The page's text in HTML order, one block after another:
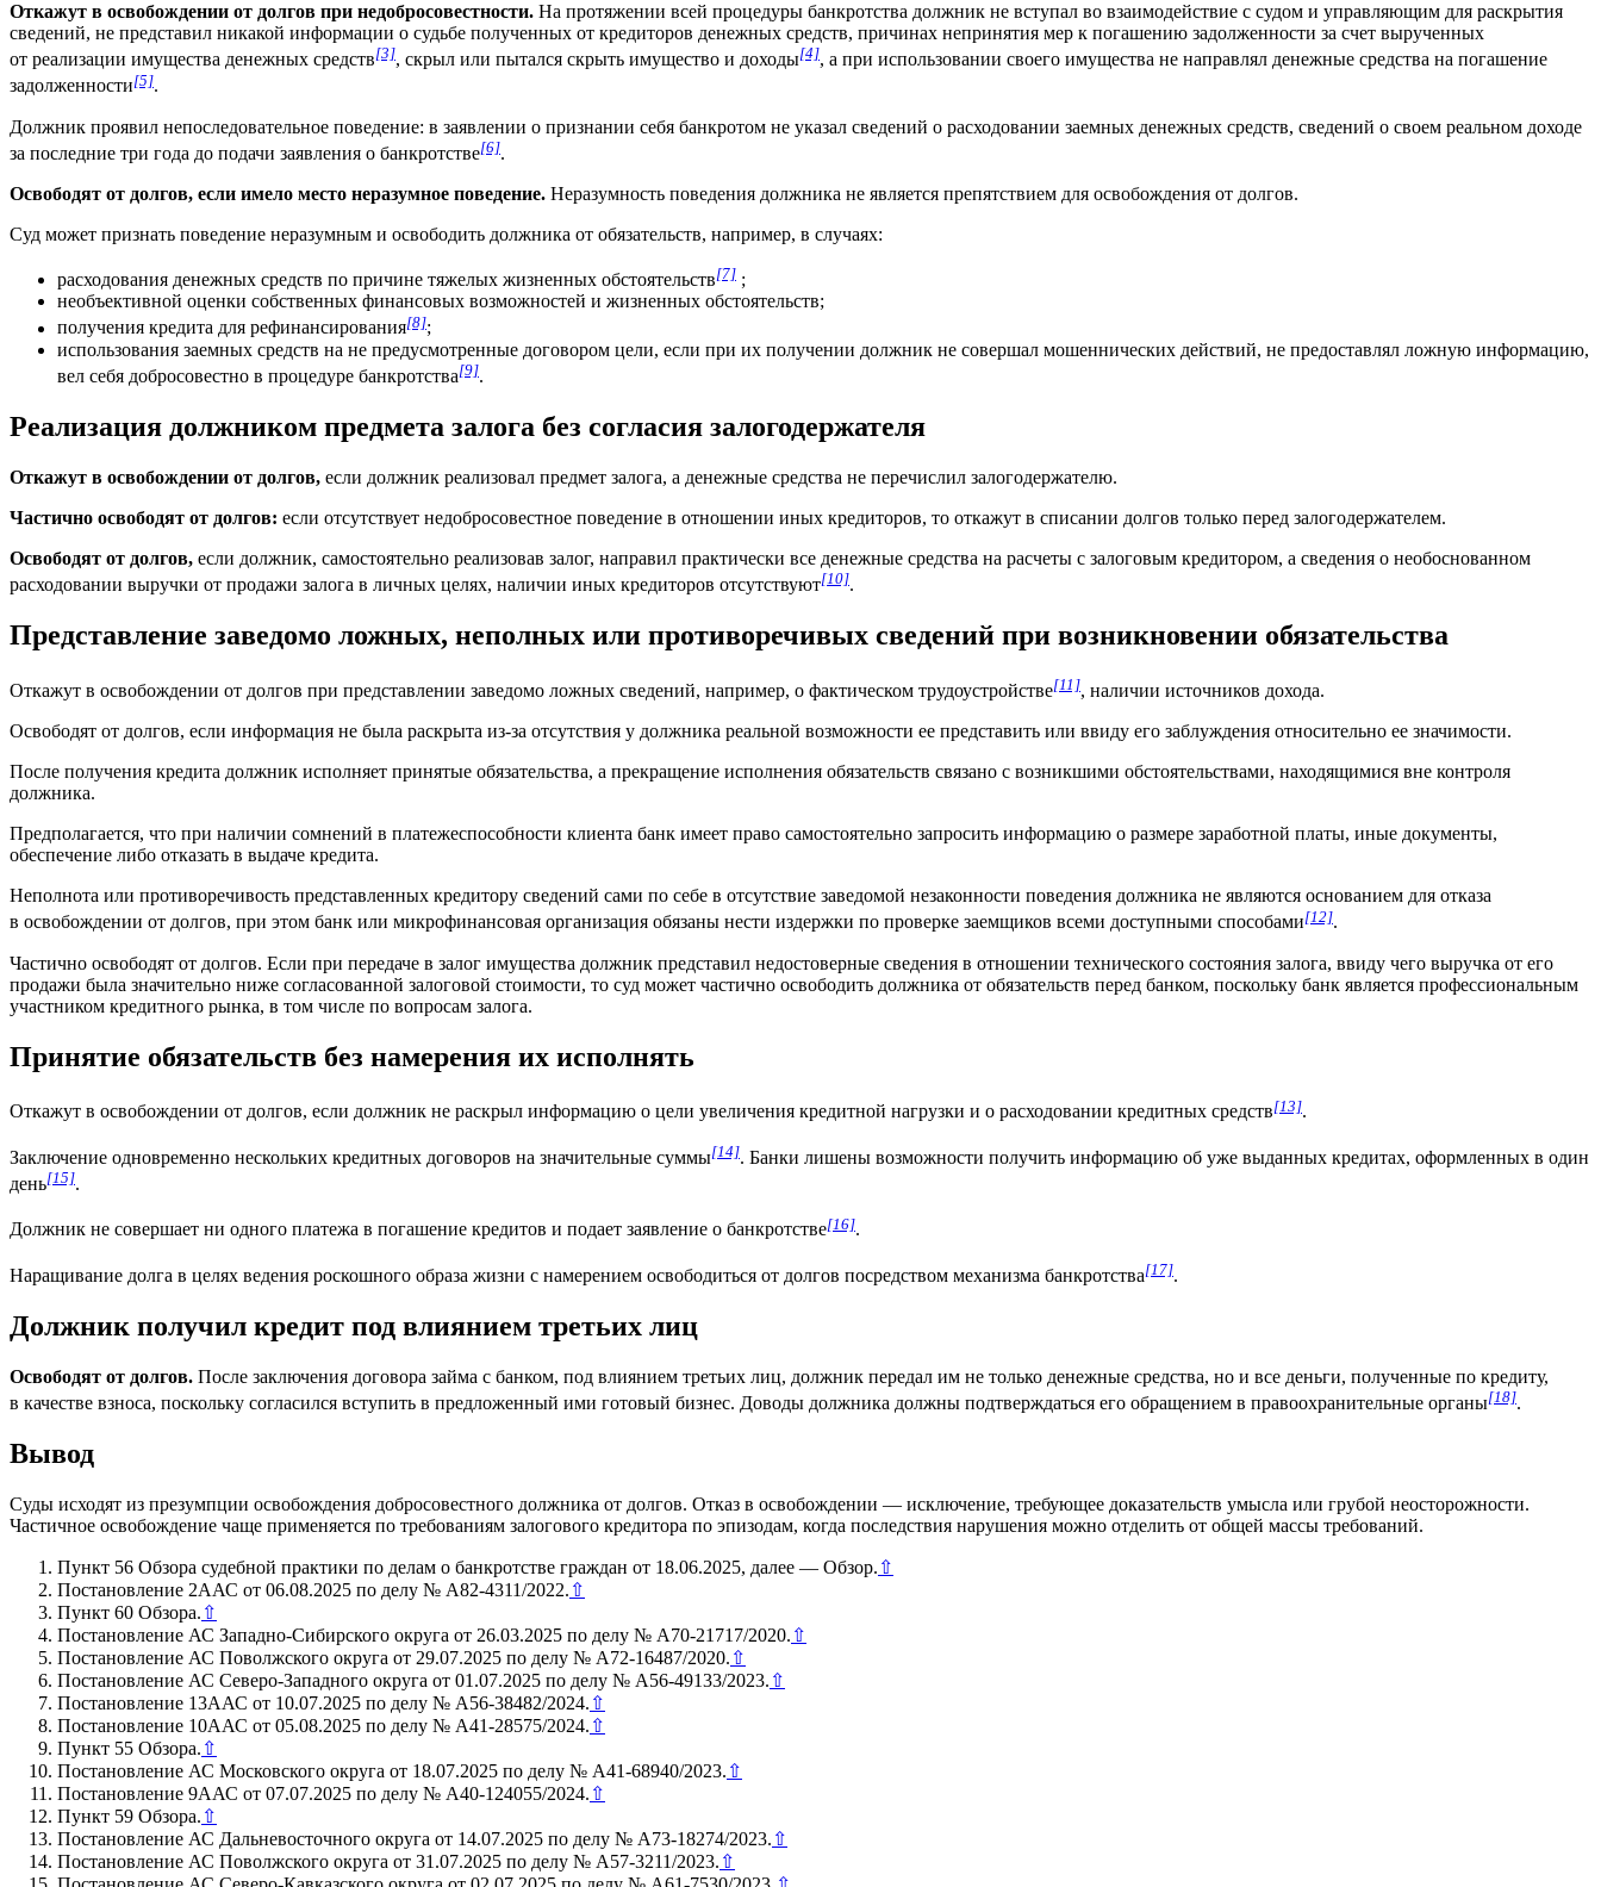
Откажут в освобождении от долгов при недобросовестности. На протяжении всей процедуры банкротства должник не вступал во взаимодействие с судом и управляющим для раскрытия
сведений, не представил никакой информации о судьбе полученных от кредиторов денежных средств, причинах непринятия мер к погашению задолженности за счет вырученных
от реализации имущества денежных средств[3], скрыл или пытался скрыть имущество и доходы[4], а при использовании своего имущества не направлял денежные средства на погашение
задолженности[5].
Должник проявил непоследовательное поведение: в заявлении о признании себя банкротом не указал сведений о расходовании заемных денежных средств, сведений о своем реальном доходе
за последние три года до подачи заявления о банкротстве[6].
Освободят от долгов, если имело место неразумное поведение. Неразумность поведения должника не является препятствием для освобождения от долгов.
Суд может признать поведение неразумным и освободить должника от обязательств, например, в случаях:
расходования денежных средств по причине тяжелых жизненных обстоятельств[7] ;
необъективной оценки собственных финансовых возможностей и жизненных обстоятельств;
получения кредита для рефинансирования[8];
использования заемных средств на не предусмотренные договором цели, если при их получении должник не совершал мошеннических действий, не предоставлял ложную информацию,
вел себя добросовестно в процедуре банкротства[9].
Реализация должником предмета залога без согласия залогодержателя
Откажут в освобождении от долгов, если должник реализовал предмет залога, а денежные средства не перечислил залогодержателю.
Частично освободят от долгов: если отсутствует недобросовестное поведение в отношении иных кредиторов, то откажут в списании долгов только перед залогодержателем.
Освободят от долгов, если должник, самостоятельно реализовав залог, направил практически все денежные средства на расчеты с залоговым кредитором, а сведения о необоснованном
расходовании выручки от продажи залога в личных целях, наличии иных кредиторов отсутствуют[10].
Представление заведомо ложных, неполных или противоречивых сведений при возникновении обязательства
Откажут в освобождении от долгов при представлении заведомо ложных сведений, например, о фактическом трудоустройстве[11], наличии источников дохода.
Освободят от долгов, если информация не была раскрыта из-за отсутствия у должника реальной возможности ее представить или ввиду его заблуждения относительно ее значимости.
После получения кредита должник исполняет принятые обязательства, а прекращение исполнения обязательств связано с возникшими обстоятельствами, находящимися вне контроля
должника.
Предполагается, что при наличии сомнений в платежеспособности клиента банк имеет право самостоятельно запросить информацию о размере заработной платы, иные документы,
обеспечение либо отказать в выдаче кредита.
Неполнота или противоречивость представленных кредитору сведений сами по себе в отсутствие заведомой незаконности поведения должника не являются основанием для отказа
в освобождении от долгов, при этом банк или микрофинансовая организация обязаны нести издержки по проверке заемщиков всеми доступными способами[12].
Частично освободят от долгов. Если при передаче в залог имущества должник представил недостоверные сведения в отношении технического состояния залога, ввиду чего выручка от его
продажи была значительно ниже согласованной залоговой стоимости, то суд может частично освободить должника от обязательств перед банком, поскольку банк является профессиональным
участником кредитного рынка, в том числе по вопросам залога.
Принятие обязательств без намерения их исполнять
Откажут в освобождении от долгов, если должник не раскрыл информацию о цели увеличения кредитной нагрузки и о расходовании кредитных средств[13].
Заключение одновременно нескольких кредитных договоров на значительные суммы[14]. Банки лишены возможности получить информацию об уже выданных кредитах, оформленных в один
день[15].
Должник не совершает ни одного платежа в погашение кредитов и подает заявление о банкротстве[16].
Наращивание долга в целях ведения роскошного образа жизни с намерением освободиться от долгов посредством механизма банкротства[17].
Должник получил кредит под влиянием третьих лиц
Освободят от долгов. После заключения договора займа с банком, под влиянием третьих лиц, должник передал им не только денежные средства, но и все деньги, полученные по кредиту,
в качестве взноса, поскольку согласился вступить в предложенный ими готовый бизнес. Доводы должника должны подтверждаться его обращением в правоохранительные органы[18].
Вывод
Суды исходят из презумпции освобождения добросовестного должника от долгов. Отказ в освобождении — исключение, требующее доказательств умысла или грубой неосторожности.
Частичное освобождение чаще применяется по требованиям залогового кредитора по эпизодам, когда последствия нарушения можно отделить от общей массы требований.
Пункт 56 Обзора судебной практики по делам о банкротстве граждан от 18.06.2025, далее — Обзор. ⇧
Постановление 2ААС от 06.08.2025 по делу № А82-4311/2022. ⇧
Пункт 60 Обзора. ⇧
Постановление АС Западно-Сибирского округа от 26.03.2025 по делу № А70-21717/2020. ⇧
Постановление АС Поволжского округа от 29.07.2025 по делу № А72-16487/2020. ⇧
Постановление АС Северо-Западного округа от 01.07.2025 по делу № А56-49133/2023. ⇧
Постановление 13ААС от 10.07.2025 по делу № А56-38482/2024. ⇧
Постановление 10ААС от 05.08.2025 по делу № А41-28575/2024. ⇧
Пункт 55 Обзора. ⇧
Постановление АС Московского округа от 18.07.2025 по делу № А41-68940/2023. ⇧
Постановление 9ААС от 07.07.2025 по делу № А40-124055/2024. ⇧
Пункт 59 Обзора. ⇧
Постановление АС Дальневосточного округа от 14.07.2025 по делу № А73-18274/2023. ⇧
Постановление АС Поволжского округа от 31.07.2025 по делу № А57-3211/2023. ⇧